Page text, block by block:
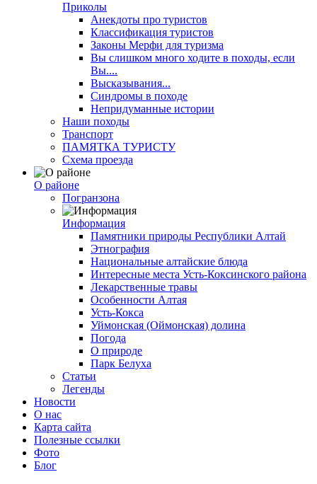
Приколы
Анекдоты про туристов
Классификация туристов
Законы Мерфи для туризма
Вы слишком много ходите в походы, если
Вы....
Высказывания...
Синдромы в походе
Непридуманные истории
Наши походы
Транспорт
ПАМЯТКА ТУРИСТУ
Схема проезда
О районе
Погранзона
Информация
Памятники природы Республики Алтай
Этнография
Национальные алтайские блюда
Интересные места Усть-Коксинского района
Лекарственные травы
Особенности Алтая
Усть-Кокса
Уймонская (Оймонская) долина
Погода
О природе
Парк Белуха
Статьи
Легенды
Новости
О нас
Карта сайта
Полезные ссылки
Фото
Блог